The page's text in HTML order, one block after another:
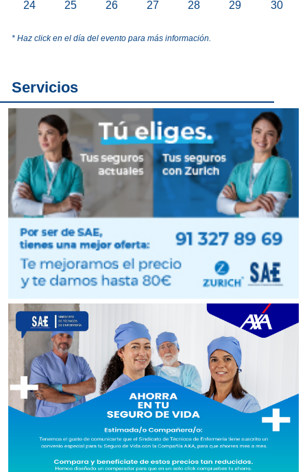
24 25 26 27 28 29 30
* Haz click en el día del evento para más información.
Servicios